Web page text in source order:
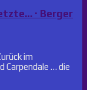
· Berger
im
Carpendale … die